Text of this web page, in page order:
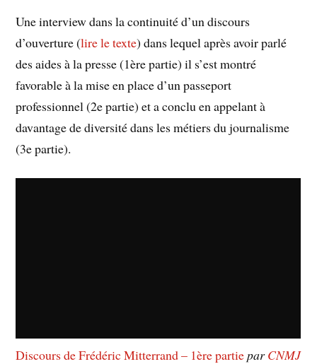
Une interview dans la continuité d’un discours
d’ouverture (lire le texte) dans lequel après avoir parlé
des aides à la presse (1ère partie) il s’est montré
favorable à la mise en place d’un passeport
professionnel (2e partie) et a conclu en appelant à
davantage de diversité dans les métiers du journalisme
(3e partie).
Discours de Frédéric Mitterrand – 1ère partieparCNMJ